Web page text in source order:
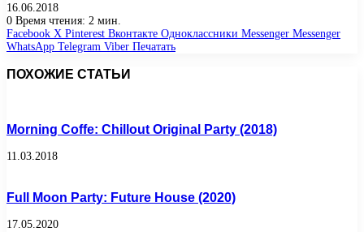
16.06.2018
0 Время чтения: 2 мин.
Facebook X Pinterest Вконтакте Одноклассники Messenger Messenger
WhatsApp Telegram Viber Печатать
ПОХОЖИЕ СТАТЬИ
Morning Coffe: Chillout Original Party (2018)
11.03.2018
Full Moon Party: Future House (2020)
17.05.2020